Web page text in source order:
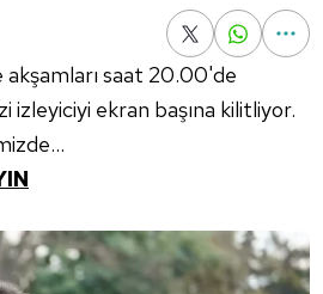
akşamları saat 20.00'de
izleyiciyi ekran başına kilitliyor.